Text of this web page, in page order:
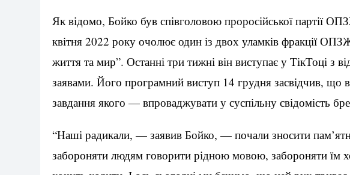
Як відомо, Бойко був співголовою проросійської партії
квітня 2022 року очолює один із двох уламків фракції
життя та мир”. Останні три тижні він виступає у ТікТоці з
заявами. Його програмний виступ 14 грудня засвідчив, що
завдання якого — впроваджувати у суспільну свідомість
“Наші радикали, — заявив Бойко, — почали зносити
забороняти людям говорити рідною мовою, забороняти їм